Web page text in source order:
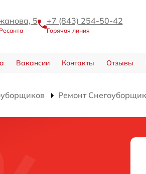
5 +7 (843) 254-50-42
Горячая линия
Вакансии Контакты Отзывы
Ремонт